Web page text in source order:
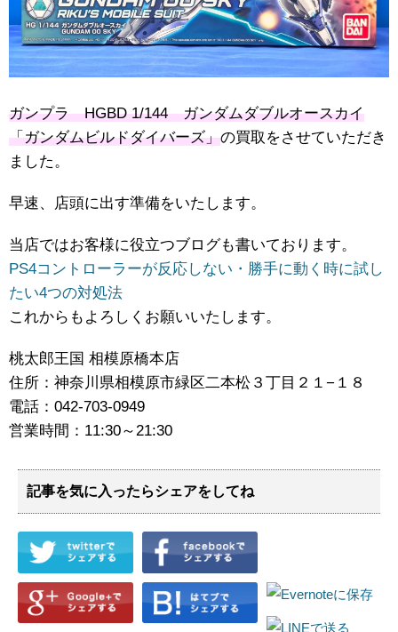
ガンプラ HGBD 1/144 ガンダムダブルオースカイ
「ガンダムビルドダイバーズ」の買取をさせていただき
ました。
早速、店頭に出す準備をいたします。
当店ではお客様に役立つブログも書いております。
PS4コントローラーが反応しない・勝手に動く時に試し
たい4つの対処法
これからもよろしくお願いいたします。
桃太郎王国 相模原橋本店
住所：神奈川県相模原市緑区二本松３丁目２１−１８
電話：042-703-0949
営業時間：11:30～21:30
記事を気に入ったらシェアをしてね